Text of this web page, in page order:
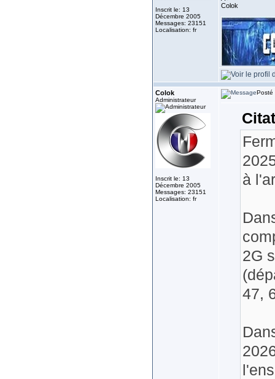
Inscrit le: 13
Décembre 2005
Messages: 23151
Localisation: fr
Colok
Colok
Administrateur
Inscrit le: 13
Décembre 2005
Messages: 23151
Localisation: fr
Posté
à
2G
47,